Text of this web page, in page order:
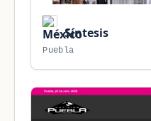
Síntesis
Puebla